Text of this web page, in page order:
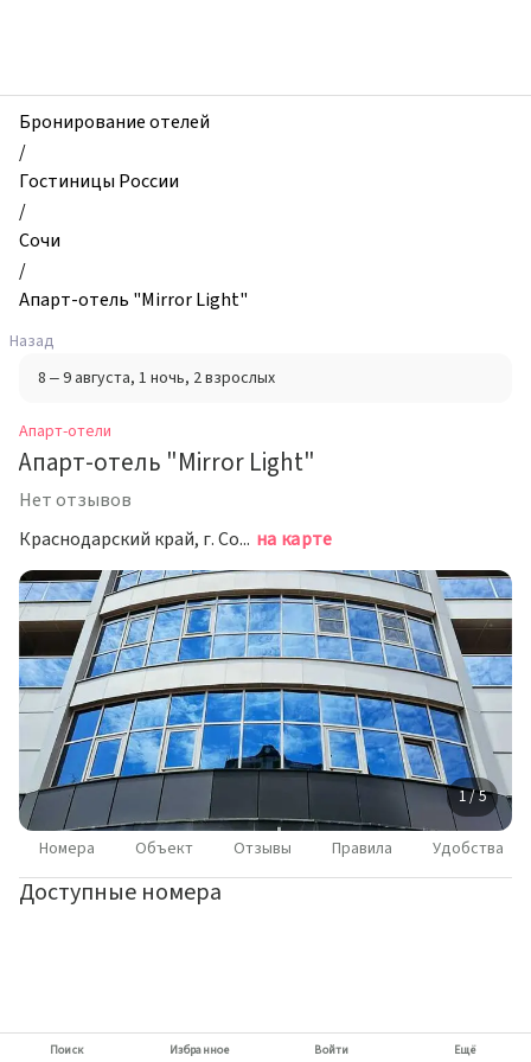
отели,
Апарт-
отель
"Mirror
Light",
Сочи,
Россия
Бронирование отелей
/
Гостиницы России
/
Сочи
/
Апарт-отель "Mirror Light"
Назад
8 – 9 августа, 1 ночь, 2 взрослых
Апарт-отели
Апарт-отель "Mirror Light"
Нет отзывов
Краснодарский край, г. Сочи, ул. Учительская, д. 5 на карте
1 / 5
Номера Объект Отзывы Правила Удобства
Доступные номера
Поиск Избранное Войти Ещё